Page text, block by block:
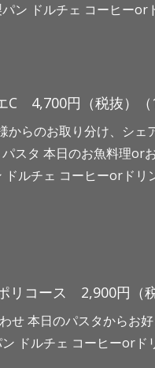
ン ドルチェ コーヒーor
C 4,700円（税抜）（
からのお取り分け、シェ
スタ 本日のお魚料理or
ドルチェ コーヒーorドリ
リコース 2,900円（税
せ 本日のパスタからお
ドルチェ コーヒーorド